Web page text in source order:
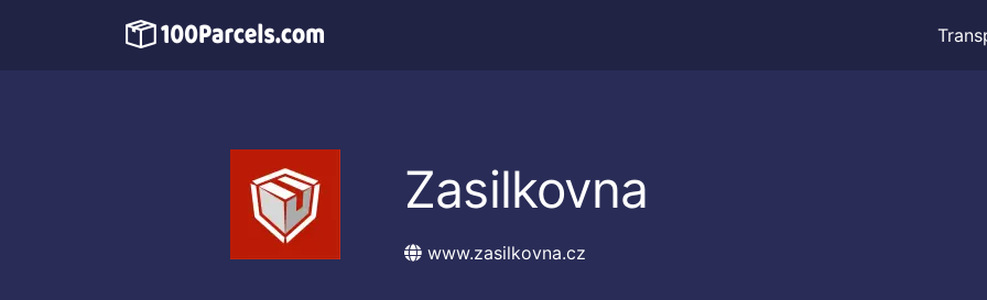
Zasilkovna
www.zasilkovna.cz